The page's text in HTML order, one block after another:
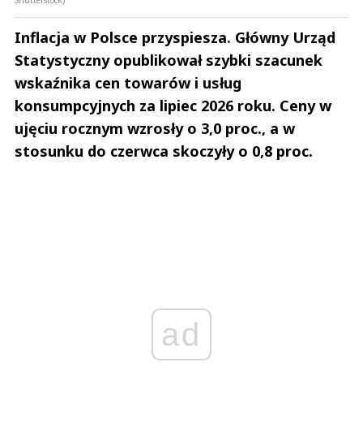
Inflacja w Polsce przyspiesza. Główny Urząd
Statystyczny opublikował szybki szacunek
wskaźnika cen towarów i usług
konsumpcyjnych za lipiec 2026 roku. Ceny w
ujęciu rocznym wzrosły o 3,0 proc., a w
stosunku do czerwca skoczyły o 0,8 proc.
ad